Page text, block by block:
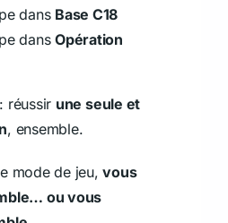
dans Base C18
dansOpération
réussir une seule et
, ensemble.
mode de jeu,vous
ou vous